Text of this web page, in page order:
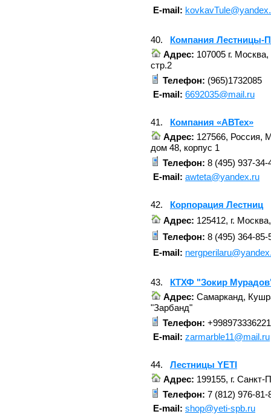
E-mail:
40. Компания Лестницы-
Адрес: 107005 г.
стр.2
Телефон: (965)1732085
E-mail: 6692035@mail.ru
41. Компания «АВТех»
Адрес: 127566, Россия,
дом 48, корпус 1
Телефон: 8 (495) 937-34-
E-mail: awteta@yandex.ru
42. Корпорация Лестниц
Адрес: 125412, г.
Телефон: 8 (495) 364-85-
E-mail:
43. КТХФ "Зокир
Адрес: Самарканд,
"Зарбанд"
Телефон: +998973336221
E-mail: zarmarble11@mail.ru
44. Лестницы YETI
Адрес: 199155, г. Санкт-
Телефон: 7 (812) 976-81-
E-mail: shop@yeti-spb.ru